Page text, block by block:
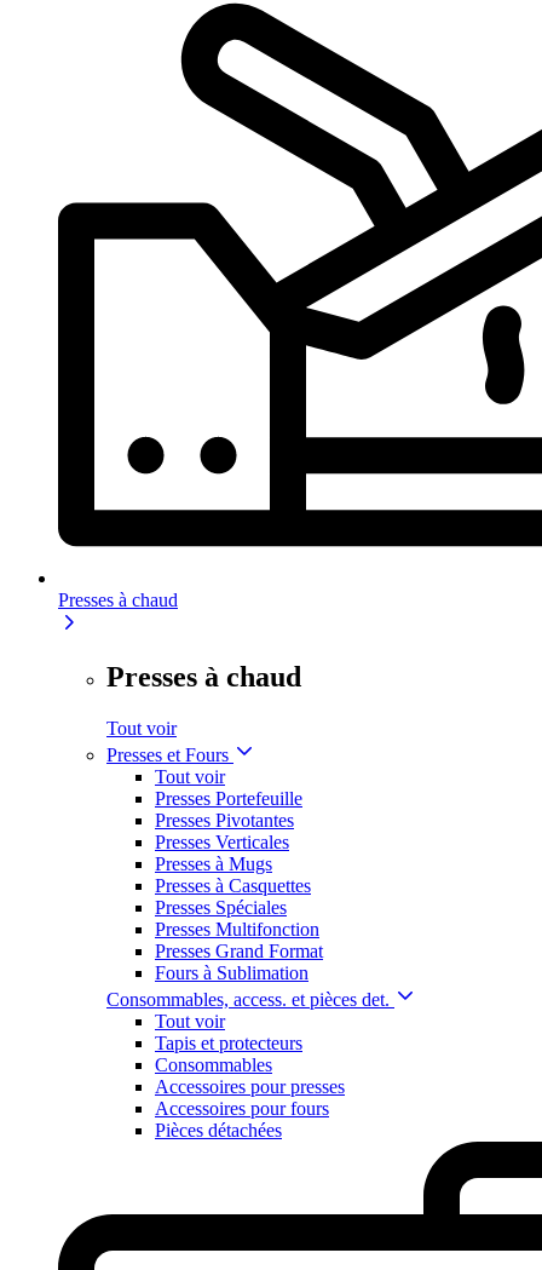
Presses à chaud
Presses à chaud
Tout voir
Presses et Fours
Tout voir
Presses Portefeuille
Presses Pivotantes
Presses Verticales
Presses à Mugs
Presses à Casquettes
Presses Spéciales
Presses Multifonction
Presses Grand Format
Fours à Sublimation
Consommables, access. et pièces det.
Tout voir
Tapis et protecteurs
Consommables
Accessoires pour presses
Accessoires pour fours
Pièces détachées